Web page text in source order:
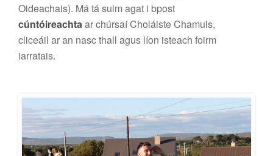
Oideachais). Má tá suim agat i bpost
cúntóireachtaar chúrsaí Choláiste Chamuis,
cliceáil ar an nasc thall agus líon isteach foirm
iarratais.